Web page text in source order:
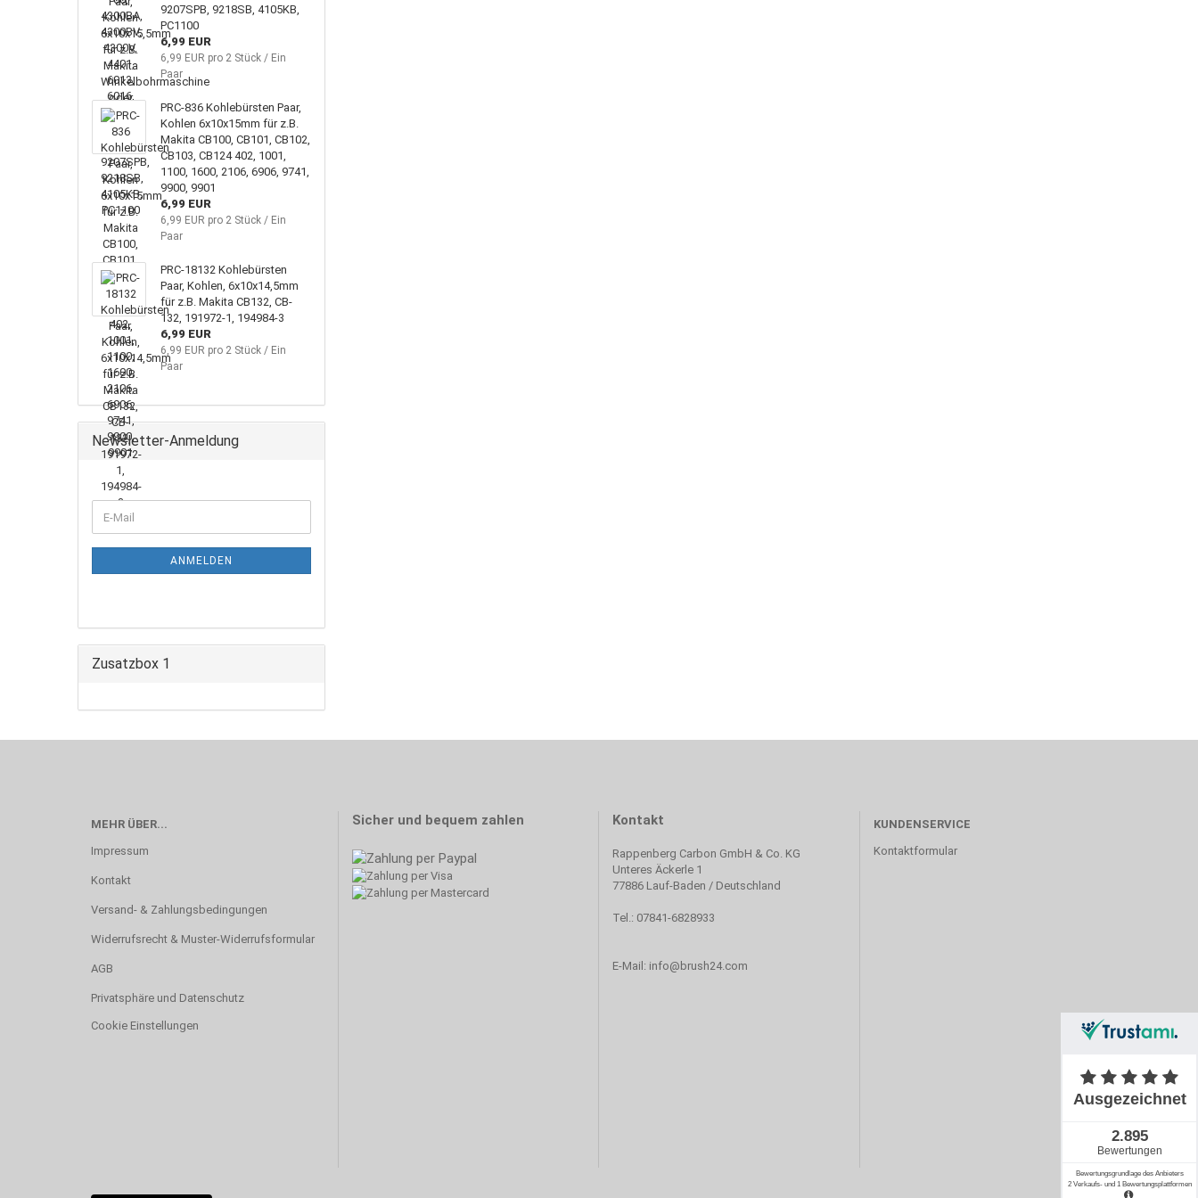
9207SPB, 9218SB, 4105KB,
PC1100
6,99 EUR
6,99 EUR pro 2 Stück / Ein
Paar
PRC-836 Kohlebürsten Paar,
Kohlen 6x10x15mm für z.B.
Makita CB100, CB101, CB102,
CB103, CB124 402, 1001,
1100, 1600, 2106, 6906, 9741,
9900, 9901
6,99 EUR
6,99 EUR pro 2 Stück / Ein
Paar
PRC-18132 Kohlebürsten
Paar, Kohlen, 6x10x14,5mm
für z.B. Makita CB132, CB-
132, 191972-1, 194984-3
6,99 EUR
6,99 EUR pro 2 Stück / Ein
Paar
Newsletter-Anmeldung
ZUR
E-
Mail
ANMELDEN
Zusatzbox 1
MEHR ÜBER...
Impressum
Kontakt
Versand- & Zahlungsbedingungen
Widerrufsrecht & Muster-Widerrufsformular
AGB
Privatsphäre und Datenschutz
Cookie Einstellungen
Sicher und bequem zahlen Kontakt
Rappenberg Carbon GmbH & Co. KG
Unteres Äckerle 1
77886 Lauf-Baden / Deutschland
Tel.: 07841-6828933
E-Mail: info@brush24.com
KUNDENSERVICE
Kontaktformular